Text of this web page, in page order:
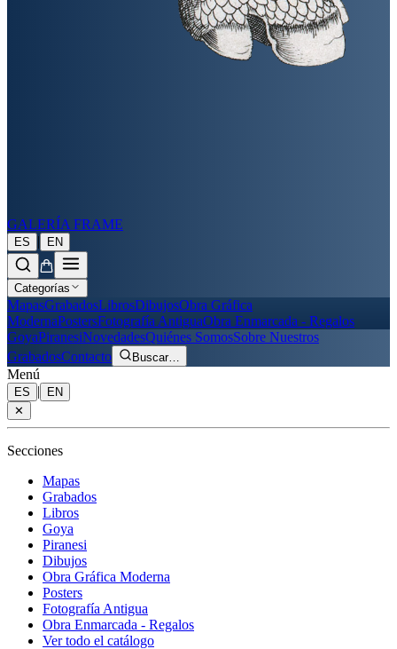
GALERÍA FRAME
ES | EN
Categorías
MapasGrabadosLibrosDibujosObra Gráfica
ModernaPostersFotografía AntiguaObra Enmarcada - Regalos
GoyaPiranesiNovedadesQuiénes SomosSobre Nuestros
GrabadosContacto Buscar…
Menú
ES |
EN
✕
Secciones
Mapas
Grabados
Libros
Goya
Piranesi
Dibujos
Obra Gráfica Moderna
Posters
Fotografía Antigua
Obra Enmarcada - Regalos
Ver todo el catálogo